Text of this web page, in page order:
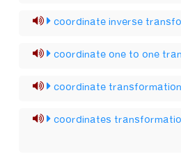
coordinate inverse
coordinate one to one
coordinate transformation
coordinates